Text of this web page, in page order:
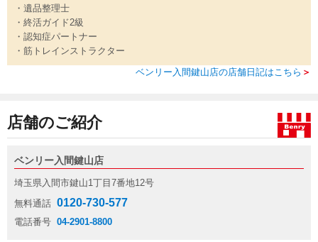
・遺品整理士
・終活ガイド2級
・認知症パートナー
・筋トレインストラクター
ベンリー入間鍵山店の店舗日記はこちら ＞
店舗のご紹介
ベンリー入間鍵山店
埼玉県入間市鍵山1丁目7番地12号
無料通話 0120-730-577
電話番号 04-2901-8800